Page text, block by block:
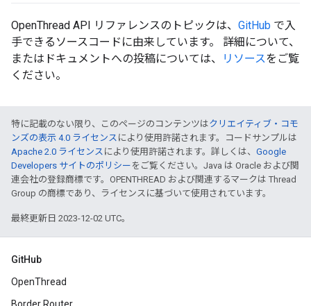
OpenThread API リファレンスのトピックは、 GitHub で入
手できるソースコードに由来しています。 詳細について、
またはドキュメントへの投稿については、
リソースをご覧
ください。
特に記載のない限り、このページのコンテンツはクリエイティブ・コモ
ンズの表示 4.0 ライセンス により使用許諾されます。コードサンプルは
Apache 2.0 ライセンス により使用許諾されます。詳しくは、 Google
Developers サイトのポリシー をご覧ください。Java は Oracle および関
連会社の登録商標です。OPENTHREAD および関連するマークは Thread
Group の商標であり、ライセンスに基づいて使用されています。
最終更新日 2023-12-02 UTC。
GitHub
OpenThread